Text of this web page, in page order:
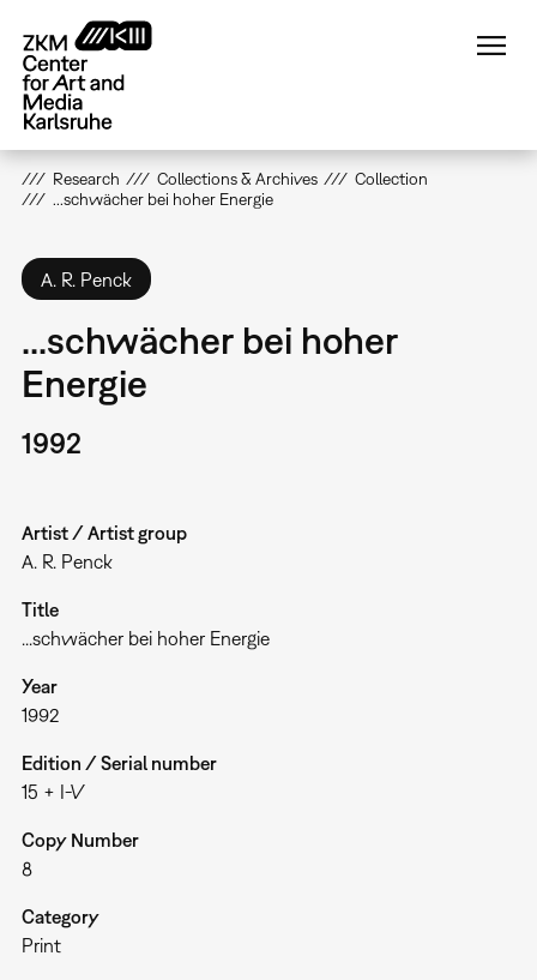
main
content
Research Collections & Archives
Collection
...schwächer bei hoher Energie
A. R. Penck
...schwächer bei hoher
Energie
1992
Artist / Artist group
A. R. Penck
Title
...schwächer bei hoher Energie
Year
1992
Edition / Serial number
15 + I-V
Copy Number
8
Category
Print